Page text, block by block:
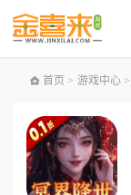
首页 > 游戏中心 >